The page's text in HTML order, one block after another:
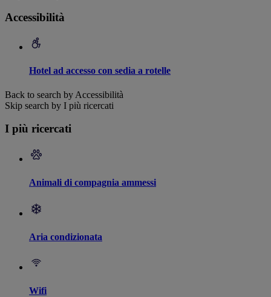
Accessibilità
Hotel ad accesso con sedia a rotelle
Back to search by Accessibilità
Skip search by I più ricercati
I più ricercati
Animali di compagnia ammessi
Aria condizionata
Wifi